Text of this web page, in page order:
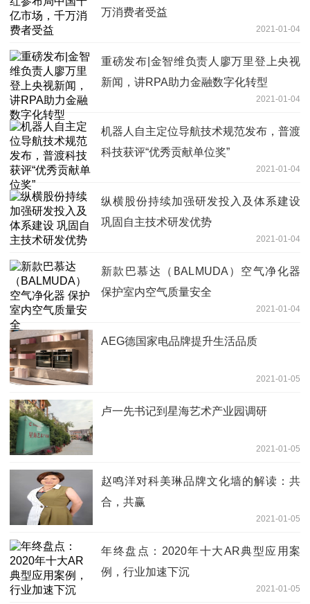
万消费者受益
2021-01-04
重磅发布|金智维负责人廖万里登上央视
新闻，讲RPA助力金融数字化转型
2021-01-04
机器人自主定位导航技术规范发布，普渡
科技获评“优秀贡献单位奖”
2021-01-04
纵横股份持续加强研发投入及体系建设
巩固自主技术研发优势
2021-01-04
新款巴慕达（BALMUDA）空气净化器
保护室内空气质量安全
2021-01-04
AEG德国家电品牌提升生活品质
2021-01-05
卢一先书记到星海艺术产业园调研
2021-01-05
赵鸣洋对科美琳品牌文化墙的解读：共
合，共赢
2021-01-05
年终盘点：2020年十大AR典型应用案
例，行业加速下沉
2021-01-05